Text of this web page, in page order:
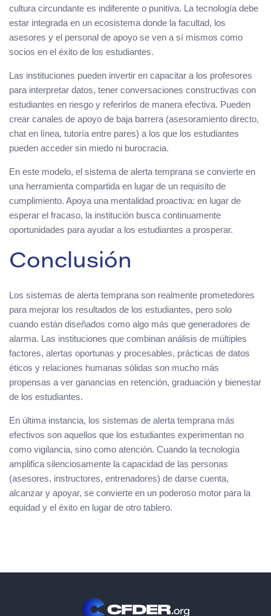
cultura circundante es indiferente o punitiva. La tecnología debe
estar integrada en un ecosistema donde la facultad, los
asesores y el personal de apoyo se ven a sí mismos como
socios en el éxito de los estudiantes.
Las instituciones pueden invertir en capacitar a los profesores
para interpretar datos, tener conversaciones constructivas con
estudiantes en riesgo y referirlos de manera efectiva. Pueden
crear canales de apoyo de baja barrera (asesoramiento directo,
chat en línea, tutoría entre pares) a los que los estudiantes
pueden acceder sin miedo ni burocracia.
En este modelo, el sistema de alerta temprana se convierte en
una herramienta compartida en lugar de un requisito de
cumplimiento. Apoya una mentalidad proactiva: en lugar de
esperar el fracaso, la institución busca continuamente
oportunidades para ayudar a los estudiantes a prosperar.
Conclusión
Los sistemas de alerta temprana son realmente prometedores
para mejorar los resultados de los estudiantes, pero solo
cuando están diseñados como algo más que generadores de
alarma. Las instituciones que combinan análisis de múltiples
factores, alertas oportunas y procesables, prácticas de datos
éticos y relaciones humanas sólidas son mucho más
propensas a ver ganancias en retención, graduación y bienestar
de los estudiantes.
En última instancia, los sistemas de alerta temprana más
efectivos son aquellos que los estudiantes experimentan no
como vigilancia, sino como atención. Cuando la tecnología
amplifica silenciosamente la capacidad de las personas
(asesores, instructores, entrenadores) de darse cuenta,
alcanzar y apoyar, se convierte en un poderoso motor para la
equidad y el éxito en lugar de otro tablero.